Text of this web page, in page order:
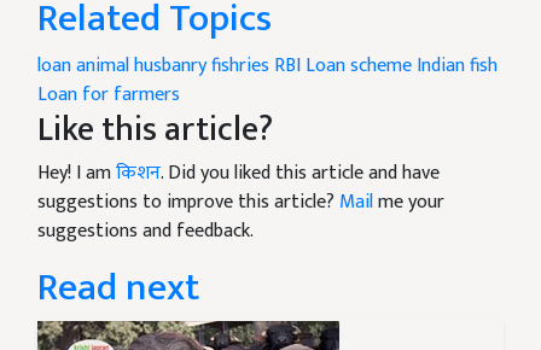
Related Topics
loan animal husbanryfishries RBI Loan schemeIndian fish
Loan for farmers
Like this article?
Hey! I amकिशन. Did you liked this article and have
suggestions to improve this article? Mailme your
suggestions and feedback.
Read next